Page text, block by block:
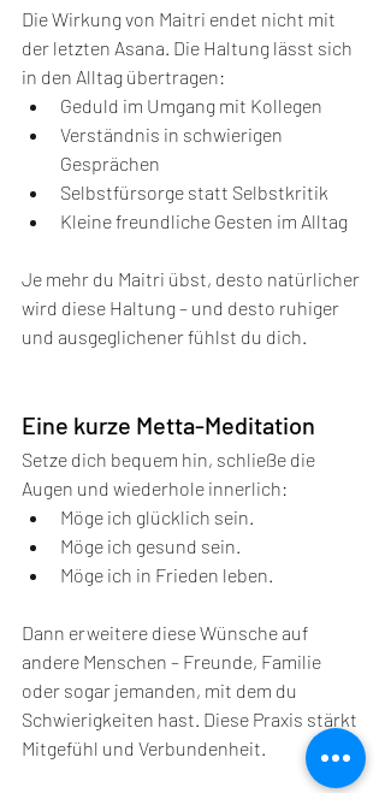
Die Wirkung von Maitri endet nicht mit
der letzten Asana. Die Haltung lässt sich
in den Alltag übertragen:
Geduld im Umgang mit Kollegen
Verständnis in schwierigen
Gesprächen
Selbstfürsorge statt Selbstkritik
Kleine freundliche Gesten im Alltag
Je mehr du Maitri übst, desto natürlicher
wird diese Haltung – und desto ruhiger
und ausgeglichener fühlst du dich.
Eine kurze Metta-Meditation
Setze dich bequem hin, schließe die
Augen und wiederhole innerlich:
Möge ich glücklich sein.
Möge ich gesund sein.
Möge ich in Frieden leben.
Dann erweitere diese Wünsche auf
andere Menschen – Freunde, Familie
oder sogar jemanden, mit dem du
Schwierigkeiten hast. Diese Praxis stärkt
Mitgefühl und Verbundenheit.